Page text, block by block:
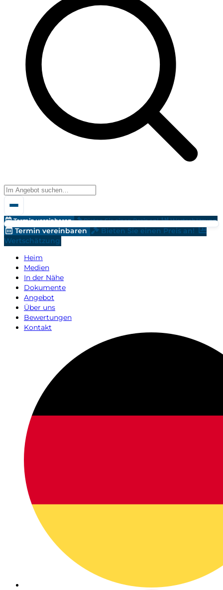
Termin vereinbaren Bieten Sie einen Preis an! Wertschätzung
Termin vereinbaren
Bieten Sie einen Preis an!
Wertschätzung
Heim
Medien
In der Nähe
Dokumente
Angebot
Über uns
Bewertungen
Kontakt